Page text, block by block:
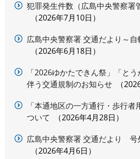
犯罪発生件数（広島中央警察署
2026年7月10日
広島中央警察署 交通だより～自
2026年6月18日
「2026ゆかたできん祭」「と
伴う交通規制のお知らせ
「本通地区の一方通行・歩行
ついて
2026年4月28日
広島中央警察署 交通だより 号
2026年4月6日